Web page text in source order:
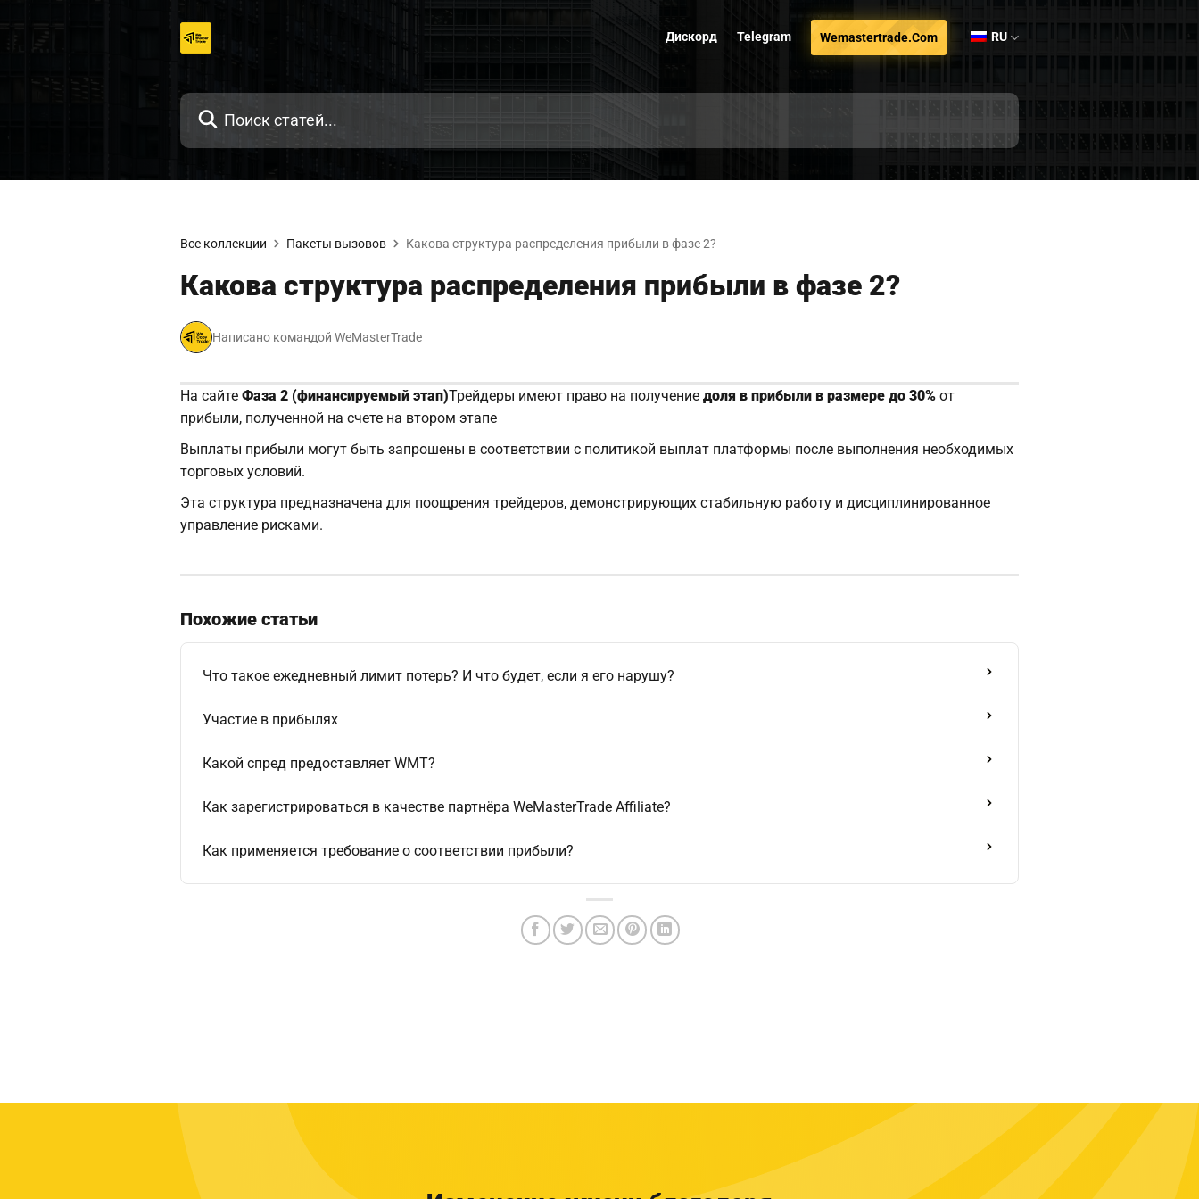
Дискорд Telegram Wemastertrade.com RU
Все коллекции Пакеты вызовов Какова структура распределения прибыли в фазе 2?
Какова структура распределения прибыли в фазе 2?
Написано командой WeMasterTrade
На сайте Фаза 2 (финансируемый этап)Трейдеры имеют право на получение доля в прибыли в размере до 30% от
прибыли, полученной на счете на втором этапе
Выплаты прибыли могут быть запрошены в соответствии с политикой выплат платформы после выполнения необходимых
торговых условий.
Эта структура предназначена для поощрения трейдеров, демонстрирующих стабильную работу и дисциплинированное
управление рисками.
Похожие статьи
Что такое ежедневный лимит потерь? И что будет, если я его нарушу?
Участие в прибылях
Какой спред предоставляет WMT?
Как зарегистрироваться в качестве партнёра WeMasterTrade Affiliate?
Как применяется требование о соответствии прибыли?